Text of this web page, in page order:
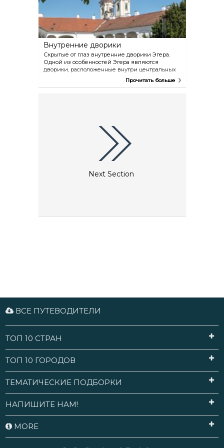
Внутренние дворики
Скрытые от глаз внутренние дворики Эгера.
Одной из особенностей Эгера являются
дворики, расположенные внутри центральных
кварталов города. Вместо одной пешеходной
улицы в Эгере есть целый пешеходный центр.
Прочитать больше
Next Section
ВСЕ ПУТЕВОДИТЕЛИ
ТОП 10 СТРАН
ТОП 10 ГОРОДОВ
ТЕМАТИЧЕСКИЕ ПОДБОРКИ
НАПИШИТЕ НАМ!
MORE